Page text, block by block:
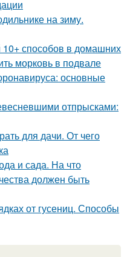
на зиму.
10+ способов в домашних
морковь в подвале
основные
отпрысками:
для дачи. От чего
и сада. На что
должен быть
от гусениц. Способы